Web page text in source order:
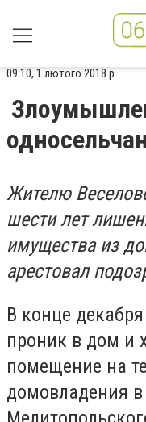
09:10, 1 лютого 2018 р.
односельчан
Жителю
шести лет
имущества из
арестовал
В конце
проник в дом и
помещение на
домовладения в